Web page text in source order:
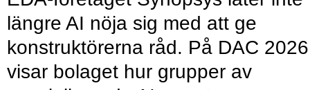
längre AI nöja sig med att ge
konstruktörerna råd. På DAC 2026
visar bolaget hur grupper av